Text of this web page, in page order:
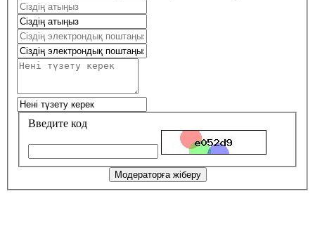
Введите код
Модераторға жіберу